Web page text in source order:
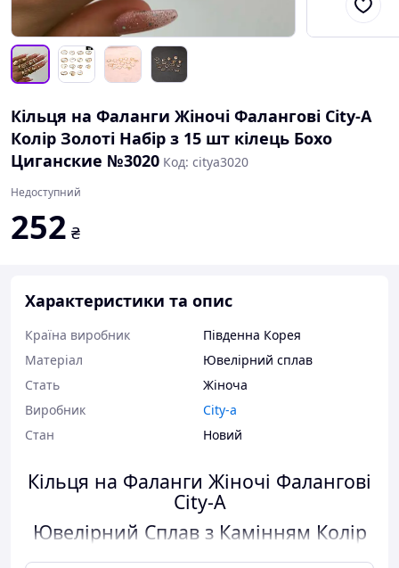
Кільця на Фаланги Жіночі Фалангові City-A
Колір Золоті Набір з 15 шт кілець Бохо
Циганские №3020 Код: citya3020
Недоступний
252 ₴
Характеристики та опис
Країна виробник
Південна Корея
Матеріал
Ювелірний сплав
Стать
Жіноча
Виробник
City-a
Стан
Новий
Кільця на Фаланги Жіночі Фалангові
City-A
Ювелірний Сплав з Камінням Колір